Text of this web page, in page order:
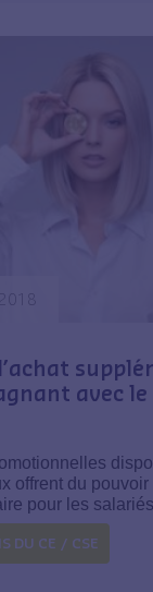
avec
offrent du pouvoir
pour les
DU CE / CSE